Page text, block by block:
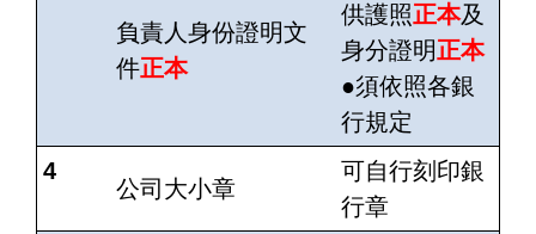
負責人身份證明文
件正本
供護照正本及
身分證明正本
●須依照各銀
行規定
4
公司大小章
可自行刻印銀
行章